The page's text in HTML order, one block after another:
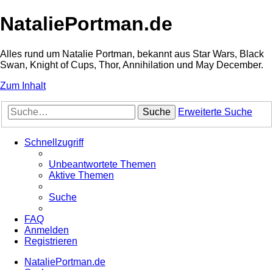
NataliePortman.de
Alles rund um Natalie Portman, bekannt aus Star Wars, Black
Swan, Knight of Cups, Thor, Annihilation und May December.
Zum Inhalt
Suche Erweiterte Suche
Schnellzugriff
Unbeantwortete Themen
Aktive Themen
Suche
FAQ
Anmelden
Registrieren
NataliePortman.de